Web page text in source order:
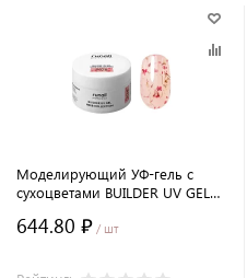
Моделирующий УФ-гель с
сухоцветами BUILDER UV GEL
644.80 ₽ / шт